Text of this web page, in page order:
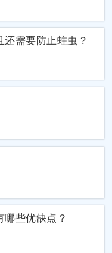
需要防止蛀虫？
些优缺点？